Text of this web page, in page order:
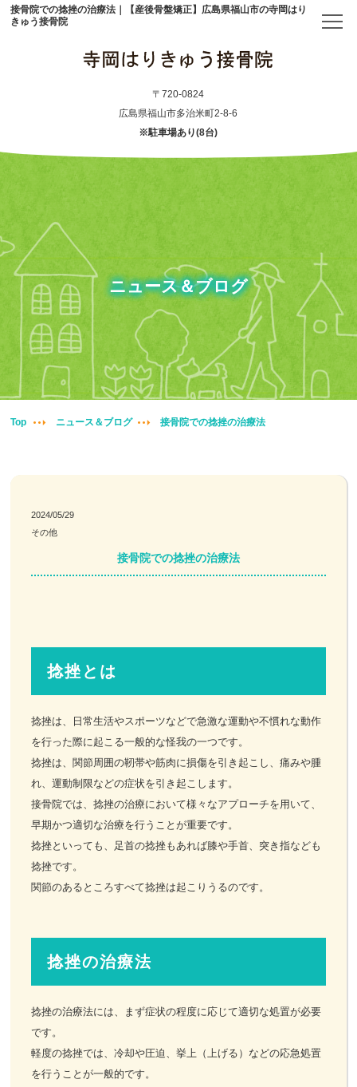
接骨院での捻挫の治療法｜【産後骨盤矯正】広島県福山市の寺岡はり
きゅう接骨院
〒720-0824
広島県福山市多治米町2-8-6
※駐車場あり(8台)
初めての方へ
アクセス
メニュー・料金表
産後骨盤矯正
妊婦整体
鍼・灸・小児鍼
冷え性改善
訪問鍼灸
ニュース＆ブログ
お客様の声
お問い合わせ
LINE予約
ニュース＆ブログ
Top ニュース＆ブログ 接骨院での捻挫の治療法
2024/05/29
その他
接骨院での捻挫の治療法
捻挫とは
捻挫は、日常生活やスポーツなどで急激な運動や不慣れな動作
を行った際に起こる一般的な怪我の一つです。
捻挫は、関節周囲の靭帯や筋肉に損傷を引き起こし、痛みや腫
れ、運動制限などの症状を引き起こします。
接骨院では、捻挫の治療において様々なアプローチを用いて、
早期かつ適切な治療を行うことが重要です。
捻挫といっても、足首の捻挫もあれば膝や手首、突き指なども
捻挫です。
関節のあるところすべて捻挫は起こりうるのです。
捻挫の治療法
捻挫の治療法には、まず症状の程度に応じて適切な処置が必要
です。
軽度の捻挫では、冷却や圧迫、挙上（上げる）などの応急処置
を行うことが一般的です。